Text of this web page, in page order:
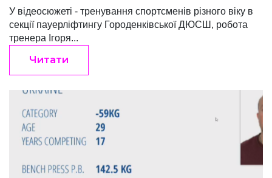
У відеосюжеті - тренування спортсменів різного віку в
секції пауерліфтингу Городенківської ДЮСШ, робота
тренера Ігоря...
Читати